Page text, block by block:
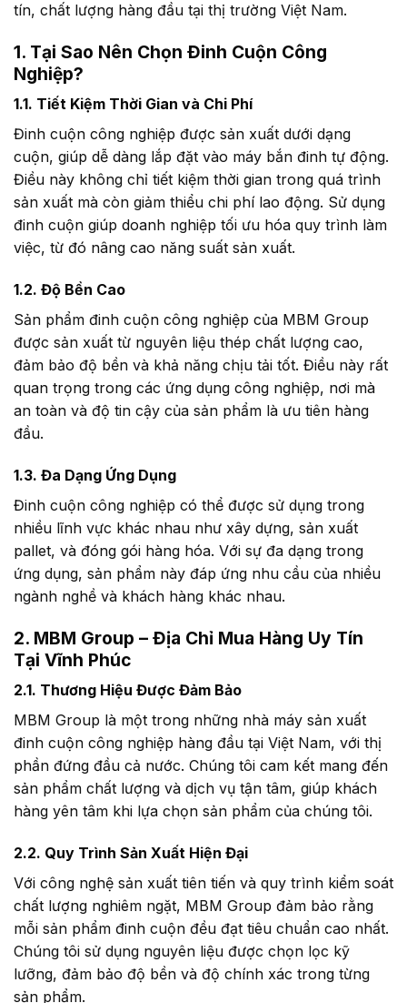
tín, chất lượng hàng đầu tại thị trường Việt Nam.
1. Tại Sao Nên Chọn Đinh Cuộn Công
Nghiệp?
1.1. Tiết Kiệm Thời Gian và Chi Phí
Đinh cuộn công nghiệp được sản xuất dưới dạng
cuộn, giúp dễ dàng lắp đặt vào máy bắn đinh tự động.
Điều này không chỉ tiết kiệm thời gian trong quá trình
sản xuất mà còn giảm thiểu chi phí lao động. Sử dụng
đinh cuộn giúp doanh nghiệp tối ưu hóa quy trình làm
việc, từ đó nâng cao năng suất sản xuất.
1.2. Độ Bền Cao
Sản phẩm đinh cuộn công nghiệp của MBM Group
được sản xuất từ nguyên liệu thép chất lượng cao,
đảm bảo độ bền và khả năng chịu tải tốt. Điều này rất
quan trọng trong các ứng dụng công nghiệp, nơi mà
an toàn và độ tin cậy của sản phẩm là ưu tiên hàng
đầu.
1.3. Đa Dạng Ứng Dụng
Đinh cuộn công nghiệp có thể được sử dụng trong
nhiều lĩnh vực khác nhau như xây dựng, sản xuất
pallet, và đóng gói hàng hóa. Với sự đa dạng trong
ứng dụng, sản phẩm này đáp ứng nhu cầu của nhiều
ngành nghề và khách hàng khác nhau.
2. MBM Group – Địa Chỉ Mua Hàng Uy Tín
Tại Vĩnh Phúc
2.1. Thương Hiệu Được Đảm Bảo
MBM Group là một trong những nhà máy sản xuất
đinh cuộn công nghiệp hàng đầu tại Việt Nam, với thị
phần đứng đầu cả nước. Chúng tôi cam kết mang đến
sản phẩm chất lượng và dịch vụ tận tâm, giúp khách
hàng yên tâm khi lựa chọn sản phẩm của chúng tôi.
2.2. Quy Trình Sản Xuất Hiện Đại
Với công nghệ sản xuất tiên tiến và quy trình kiểm soát
chất lượng nghiêm ngặt, MBM Group đảm bảo rằng
mỗi sản phẩm đinh cuộn đều đạt tiêu chuẩn cao nhất.
Chúng tôi sử dụng nguyên liệu được chọn lọc kỹ
lưỡng, đảm bảo độ bền và độ chính xác trong từng
sản phẩm.